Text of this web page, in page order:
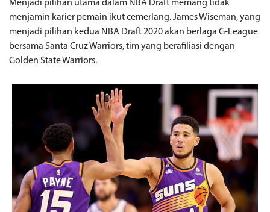
Menjadi pilihan utama dalam NBA Draft memang tidak
menjamin karier pemain ikut cemerlang. James Wiseman, yang
menjadi pilihan kedua NBA Draft 2020 akan berlaga G-League
bersama Santa Cruz Warriors, tim yang berafiliasi dengan
Golden State Warriors.